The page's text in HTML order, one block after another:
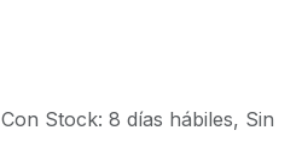
Con Stock: 8 días hábiles, Sin